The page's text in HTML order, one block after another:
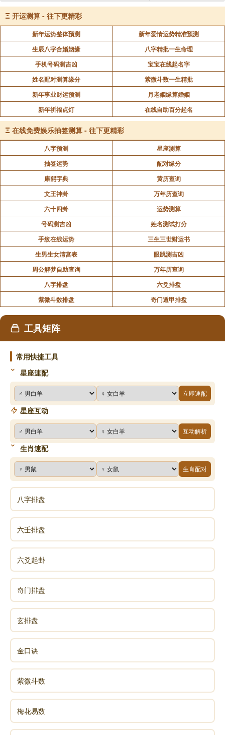
Ξ 开运测算 - 往下更精彩
新年运势整体预测
新年爱情运势精准预测
生辰八字合婚姻缘
八字精批一生命理
手机号码测吉凶
宝宝在线起名字
姓名配对测算缘分
紫微斗数一生精批
新年事业财运预测
月老姻缘算婚姻
新年祈福点灯
在线自助百分起名
Ξ 在线免费娱乐抽签测算 - 往下更精彩
八字预测
星座测算
抽签运势
配对缘分
康熙字典
黄历查询
文王神卦
万年历查询
六十四卦
运势测算
号码测吉凶
姓名测试打分
手纹在线运势
三生三世财运书
生男生女清宫表
眼跳测吉凶
周公解梦自助查询
万年历查询
八字排盘
六爻排盘
紫微斗数排盘
奇门遁甲排盘
工具矩阵
常用快捷工具
星座速配
立即速配
星座互动
互动解析
生肖速配
生肖配对
八字排盘
六壬排盘
六爻起卦
奇门排盘
玄排盘
金口诀
紫微斗数
梅花易数